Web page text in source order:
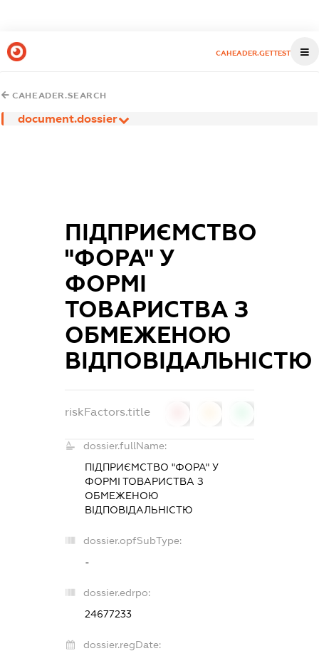
CAHEADER.GETTEST
CAHEADER.SEARCH
document.dossier
ПІДПРИЄМСТВО
"ФОРА" У
ФОРМІ
ТОВАРИСТВА З
ОБМЕЖЕНОЮ
ВІДПОВІДАЛЬНІСТЮ
riskFactors.title
dossier.fullName:
ПІДПРИЄМСТВО "ФОРА" У
ФОРМІ ТОВАРИСТВА З
ОБМЕЖЕНОЮ
ВІДПОВІДАЛЬНІСТЮ
dossier.opfSubType:
-
dossier.edrpo:
24677233
dossier.regDate: